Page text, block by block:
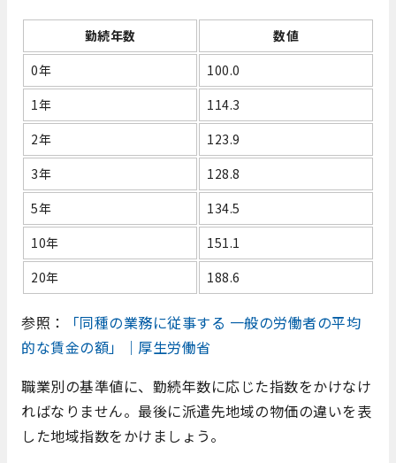
勤続年数
数値
0年
100.0
1年
114.3
2年
123.9
3年
128.8
5年
134.5
10年
151.1
20年
188.6
参照：
「同種の業務に従事する 一般の労働者の平均
的な賃金の額」｜厚生労働省
職業別の基準値に、勤続年数に応じた指数をかけなけ
ればなりません。最後に派遣先地域の物価の違いを表
した地域指数をかけましょう。